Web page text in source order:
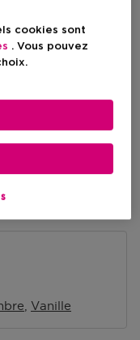
chez vous.
Vanille
cookies sont
. Vous pouvez